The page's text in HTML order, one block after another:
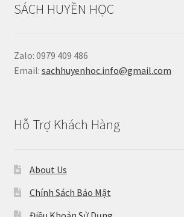
SÁCH HUYỀN HỌC
Zalo: 0979 409 486
Email: sachhuyenhoc.info@gmail.com
Hỗ Trợ Khách Hàng
About Us
Chính Sách Bảo Mật